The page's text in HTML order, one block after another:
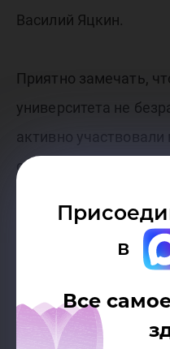
в
Все
Василий Яцкин.
Приятно замечать,
университета не
активно
своими знаниями
подарил целую
«Под солнцем».
Дата публикации: